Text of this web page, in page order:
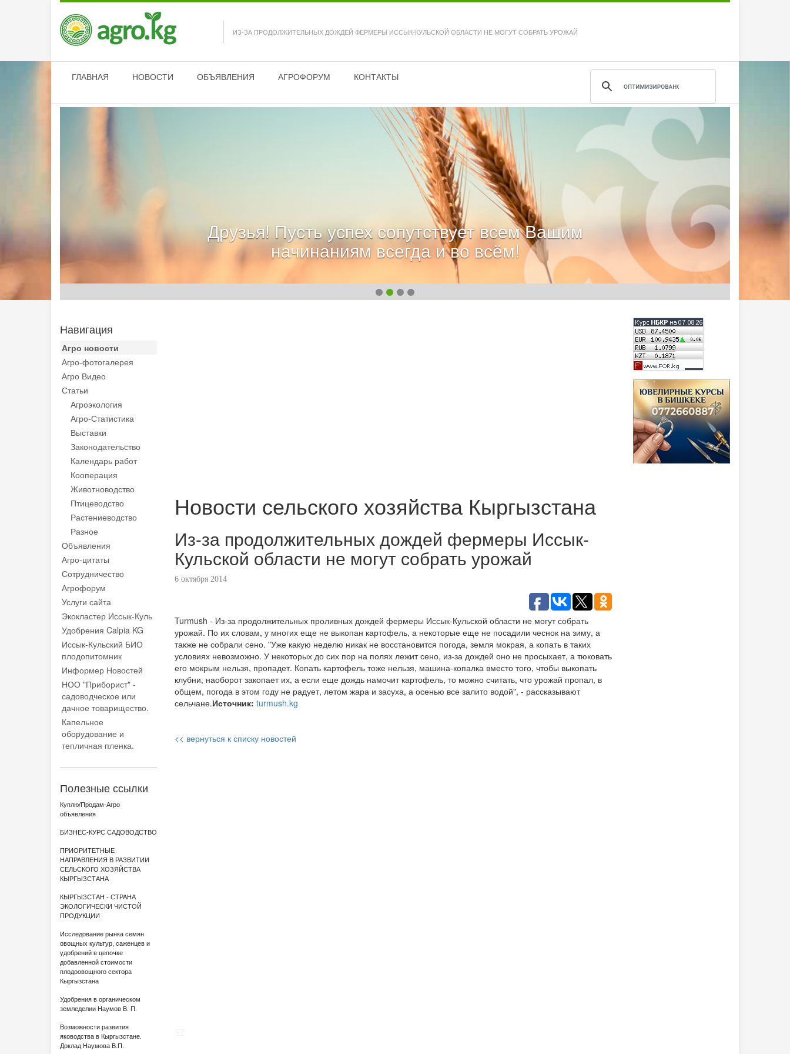
ИЗ-ЗА ПРОДОЛЖИТЕЛЬНЫХ ДОЖДЕЙ ФЕРМЕРЫ ИССЫК-КУЛЬСКОЙ ОБЛАСТИ НЕ МОГУТ СОБРАТЬ УРОЖАЙ
ГЛАВНАЯ НОВОСТИ ОБЪЯВЛЕНИЯ АГРОФОРУМ КОНТАКТЫ
Друзья! Пусть успех сопутствует всем Вашим
начинаниям всегда и во всём!
Навигация
Агро новости
Агро-фотогалерея
Агро Видео
Статьи
Агроэкология
Агро-Статистика
Выставки
Законодательство
Календарь работ
Кооперация
Животноводство
Птицеводство
Растениеводство
Разное
Объявления
Агро-цитаты
Сотрудничество
Агрофорум
Услуги сайта
Экокластер Иссык-Куль
Удобрения Calpia KG
Иссык-Кульский БИО
плодопитомник
Информер Новостей
НОО "Приборист" -
садоводческое или
дачное товарищество.
Капельное
оборудование и
тепличная пленка.
Полезные ссылки
Куплю/Продам-Агро
объявления
БИЗНЕС-КУРС САДОВОДСТВО
ПРИОРИТЕТНЫЕ
НАПРАВЛЕНИЯ В РАЗВИТИИ
СЕЛЬСКОГО ХОЗЯЙСТВА
КЫРГЫЗСТАНА
КЫРГЫЗСТАН - СТРАНА
ЭКОЛОГИЧЕСКИ ЧИСТОЙ
ПРОДУКЦИИ
Исследование рынка семян
овощных культур, саженцев и
удобрений в цепочке
добавленной стоимости
плодоовощного сектора
Кыргызстана
Удобрения в органическом
земледелии Наумов В. П.
Возможности развития
яководства в Кыргызстане.
Доклад Наумова В.П.
Новости сельского хозяйства Кыргызстана
Из-за продолжительных дождей фермеры Иссык-
Кульской области не могут собрать урожай
6 октября 2014
Turmush - Из-за продолжительных проливных дождей фермеры Иссык-Кульской области не могут собрать
урожай. По их словам, у многих еще не выкопан картофель, а некоторые еще не посадили чеснок на зиму, а
также не собрали сено. "Уже какую неделю никак не восстановится погода, земля мокрая, а копать в таких
условиях невозможно. У некоторых до сих пор на полях лежит сено, из-за дождей оно не просыхает, а тюковать
его мокрым нельзя, пропадет. Копать картофель тоже нельзя, машина-копалка вместо того, чтобы выкопать
клубни, наоборот закопает их, а если еще дождь намочит картофель, то можно считать, что урожай пропал, в
общем, погода в этом году не радует, летом жара и засуха, а осенью все залито водой", - рассказывают
сельчане.Источник: turmush.kg
<< вернуться к списку новостей